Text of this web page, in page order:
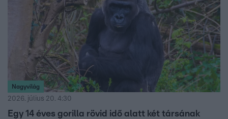
Nagyvilág
2026. július 20. 4:30
Egy 14 éves gorilla rövid idő alatt két társának